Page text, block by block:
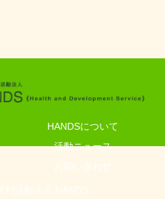
HANDSについて
活動ニュース